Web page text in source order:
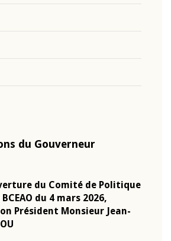
du Gouverneur
du Comité de Politique
du 4 mars 2026,
Président Monsieur Jean-